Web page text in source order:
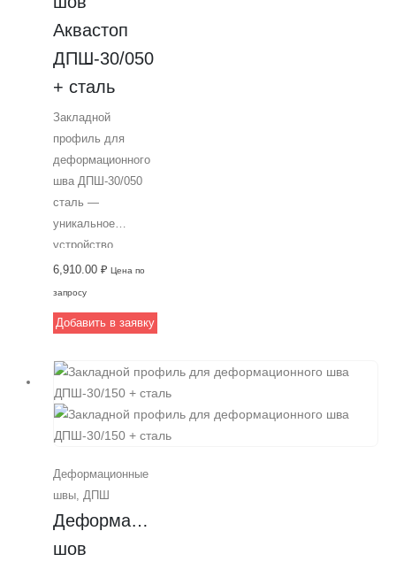
решение от
Аквастоп для
надежной
защиты вашего
проекта.
Аквастоп
ДПШ-30/050
+ сталь
Закладной
профиль для
деформационного
шва ДПШ-30/050
сталь —
уникальное
устройство,
изготовленное из
предназначенное
деформационных
швов в интенсивно
эксплуатируемых
парковках и на
Допустимая
ширина шва
составляет 50 мм,
а профиль
6,910.00 ₽ Цена по
запросу
Добавить в заявку
Деформационные
швы, ДПШ
Деформационный
шов